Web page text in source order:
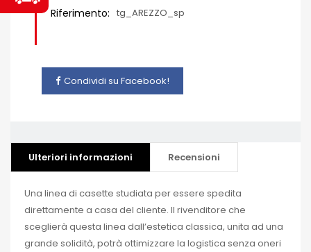
Riferimento: tg_AREZZO_sp
Condividi su Facebook!
Ulteriori informazioni Recensioni
Una linea di casette studiata per essere spedita
direttamente a casa del cliente. Il rivenditore che
sceglierà questa linea dallʼestetica classica, unita ad una
grande solidità, potrà ottimizzare la logistica senza oneri